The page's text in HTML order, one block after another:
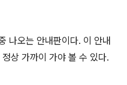
나오는 안내판이다. 이 안내
상 가까이 가야 볼 수 있다.